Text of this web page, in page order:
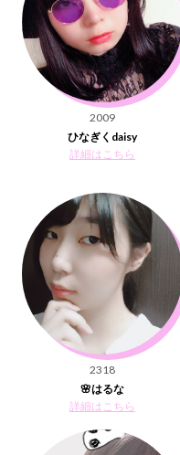
2009
ひなぎくdaisy
詳細はこちら
2318
🌸はるな
詳細はこちら